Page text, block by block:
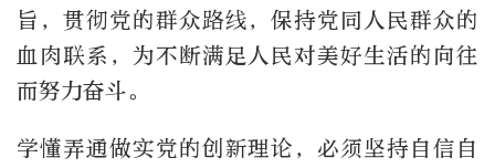
旨，贯彻党的群众路线，保持党同人民群众的
血肉联系，为不断满足人民对美好生活的向往
而努力奋斗。
学懂弄通做实党的创新理论，必须坚持自信自